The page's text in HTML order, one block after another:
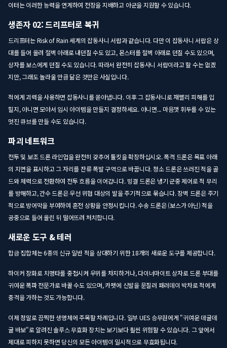
이터는 이러한 능력을 연계하여 전장을 지배하고 아군을 지원할 수 있습니다.
생존자 02: 드리프터로 복귀
드리프터는 Risk of Rain 세계의 잡동사니 서랍과 같습니다. 다만 이 잡동사니 서랍은 상
대를 들어 올려 절벽 아래로 내던질 수도 있고, 몬스터를 절벽 아래로 던질 수도 있으며,
상자를 보스에게 던질 수도 있습니다. 따라서 완전히 잡동사니 서랍이라고 할 수는 없겠
지만, 그래도 놀라울 만큼 닮은 것만은 사실입니다.
적에게 괴력을 사용하면 잡동사니를 쏟아냅니다. 이후 그 잡동사니로 재빨리 피해를 입
힐지, 아니면 모아서 임시 아이템을 만들지 결정하세요. 아니면... 마음껏 휘두를 수 있는
멋진 큐브를 만들 수도 있습니다.
파괴 네트워크
전투 및 보조 드론 라인업을 완전히 갖추어 툴킷을 확장하십시오. 폭격 드론은 목표 아래
의 지면을 표시하고 그 자리를 잔류 폭발 구역으로 바꿉니다. 청소 드론은 쓰러진 적을 골
드와 체력으로 전환하여 전투 흐름을 이어갑니다. 빙결 드론은 냉기 군중 제어로 적 무리
를 방해하고, 간수 드론은 우선 위협 대상의 발을 주기적으로 묶습니다. 장벽 드론은 주기
적으로 방어막을 부여하여 혼전 상황을 안정시킵니다. 수송 드론은 (보스가 아닌) 적을
공중으로 들어 올린 뒤 떨어뜨려 처치합니다.
새로운 도구 & 테러
합금 집합체는 6종의 신규 일반 적을 상대하기 위한 18개의 새로운 도구를 제공합니다.
하이커 장화로 치명타를 중첩시켜 우위를 차지하거나, 다이너마이트 상자로 드론 부대를
귀여운 폭파 전문가로 바꿀 수도 있으며, 카펫에 신발을 문질러 패러데이 박차로 적에게
충격을 가하는 것도 가능합니다.
이제 정말로 끔찍한 생명체에 주목할 차례입니다. 일부 UES 승무원에게 "귀여운 데굴데
굴 바보"로 알려진 솔루스 무효화 장치는 보기보다 훨씬 위험할 수 있습니다. 그 앞에서
제대로 피하지 못하면 당신의 모든 아이템이 일시적으로 무효화됩니다.